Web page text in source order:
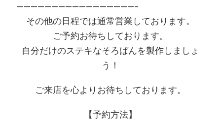
—————————————————–
その他の日程では通常営業しております。
ご予約お待ちしております。
自分だけのステキなそろばんを製作しましょ
う！
ご来店を心よりお待ちしております。
【予約方法】